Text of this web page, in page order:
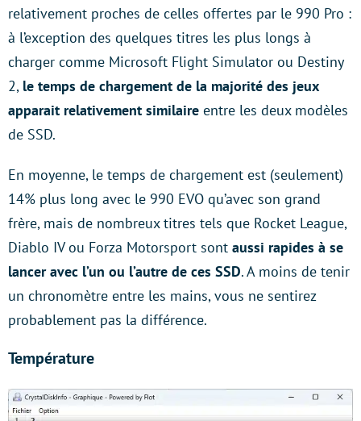
relativement proches de celles offertes par le 990 Pro :
à l’exception des quelques titres les plus longs à
charger comme Microsoft Flight Simulator ou Destiny
2, le temps de chargement de la majorité des jeux
apparait relativement similaire entre les deux modèles
de SSD.
En moyenne, le temps de chargement est (seulement)
14% plus long avec le 990 EVO qu’avec son grand
frère, mais de nombreux titres tels que Rocket League,
Diablo IV ou Forza Motorsport sont aussi rapides à se
lancer avec l’un ou l’autre de ces SSD. A moins de tenir
un chronomètre entre les mains, vous ne sentirez
probablement pas la différence.
Température